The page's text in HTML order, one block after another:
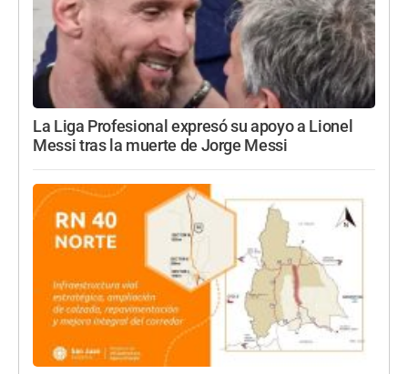
La Liga Profesional expresó su apoyo a Lionel
Messi tras la muerte de Jorge Messi